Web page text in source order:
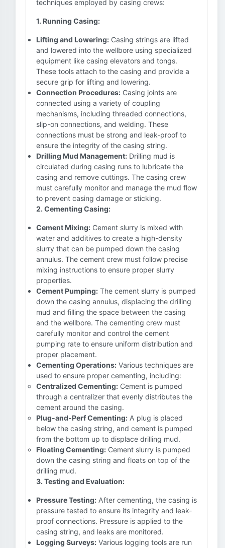
techniques employed by casing crews:
1. Running Casing:
Lifting and Lowering: Casing strings are lifted
and lowered into the wellbore using specialized
equipment like casing elevators and tongs.
These tools attach to the casing and provide a
secure grip for lifting and lowering.
Connection Procedures: Casing joints are
connected using a variety of coupling
mechanisms, including threaded connections,
slip-on connections, and welding. These
connections must be strong and leak-proof to
ensure the integrity of the casing string.
Drilling Mud Management: Drilling mud is
circulated during casing runs to lubricate the
casing and remove cuttings. The casing crew
must carefully monitor and manage the mud flow
to prevent casing damage or sticking.
2. Cementing Casing:
Cement Mixing: Cement slurry is mixed with
water and additives to create a high-density
slurry that can be pumped down the casing
annulus. The cement crew must follow precise
mixing instructions to ensure proper slurry
properties.
Cement Pumping: The cement slurry is pumped
down the casing annulus, displacing the drilling
mud and filling the space between the casing
and the wellbore. The cementing crew must
carefully monitor and control the cement
pumping rate to ensure uniform distribution and
proper placement.
Cementing Operations: Various techniques are
used to ensure proper cementing, including:
Centralized Cementing: Cement is pumped
through a centralizer that evenly distributes the
cement around the casing.
Plug-and-Perf Cementing: A plug is placed
below the casing string, and cement is pumped
from the bottom up to displace drilling mud.
Floating Cementing: Cement slurry is pumped
down the casing string and floats on top of the
drilling mud.
3. Testing and Evaluation:
Pressure Testing: After cementing, the casing is
pressure tested to ensure its integrity and leak-
proof connections. Pressure is applied to the
casing string, and leaks are monitored.
Logging Surveys: Various logging tools are run